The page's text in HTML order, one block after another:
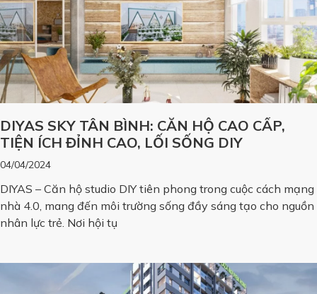
DIYAS SKY TÂN BÌNH: CĂN HỘ CAO CẤP,
TIỆN ÍCH ĐỈNH CAO, LỐI SỐNG DIY
04/04/2024
DIYAS – Căn hộ studio DIY tiên phong trong cuộc cách mạng
nhà 4.0, mang đến môi trường sống đầy sáng tạo cho nguồn
nhân lực trẻ. Nơi hội tụ